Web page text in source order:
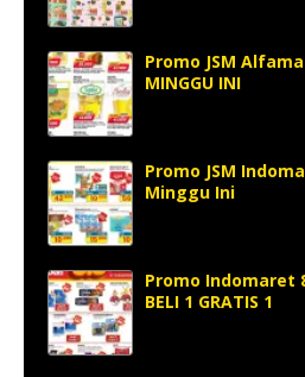
Promo JSM
MINGGU INI
Promo JSM
Minggu Ini
Promo Indomaret
BELI 1 GRATIS 1